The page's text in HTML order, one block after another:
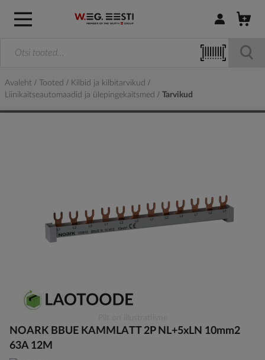
Logi sisse /
Avaleht Tooted
Kilbid ja kilbitarvikud
Liinikaitseautomaadid ja ülepingekaitsmed
Tarvikud
to
the
NOARK BBUE KAMMLATT 2P NL+5xLN 10mm2
63A 12M